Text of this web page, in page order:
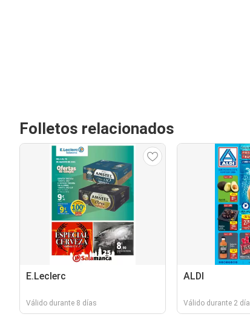
Folletos relacionados
E.Leclerc
Válido durante 8 días
ALDI
Válido durante 2